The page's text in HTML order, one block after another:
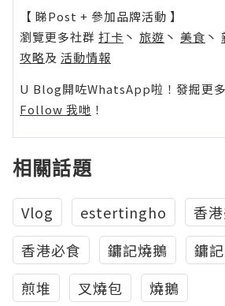
【 睇Post + 參加品牌活動 】
瀏覽更多社群 打卡 丶 旅遊 丶 美食 丶
攻略及 活動情報
U Blog開咗WhatsApp啦！發掘更多
Follow 我哋 ！
相關話題
Vlog estertingho
香
香港必食
鏞記燒鵝 鏞記
煎堆
叉燒包 燒鵝